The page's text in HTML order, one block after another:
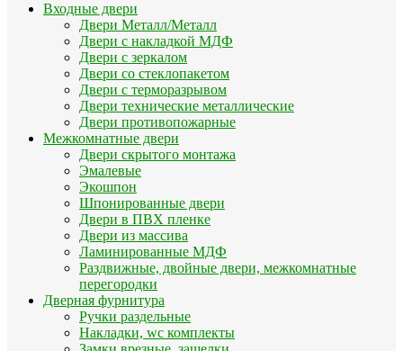
Входные двери
Двери Металл/Металл
Двери с накладкой МДФ
Двери с зеркалом
Двери со стеклопакетом
Двери с терморазрывом
Двери технические металлические
Двери противопожарные
Межкомнатные двери
Двери скрытого монтажа
Эмалевые
Экошпон
Шпонированные двери
Двери в ПВХ пленке
Двери из массива
Ламинированные МДФ
Раздвижные, двойные двери, межкомнатные
перегородки
Дверная фурнитура
Ручки раздельные
Накладки, wc комплекты